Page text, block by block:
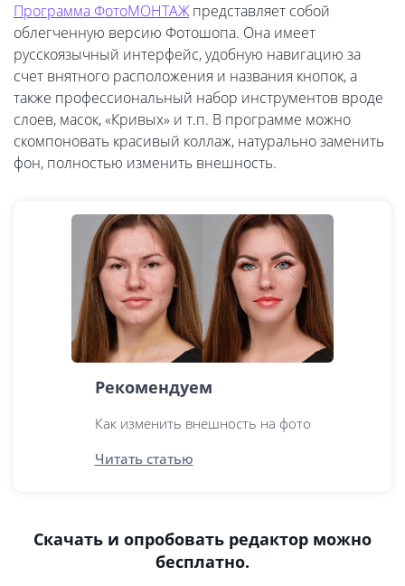
Программа ФотоМОНТАЖпредставляет собой
облегченную версию Фотошопа. Она имеет
русскоязычный интерфейс, удобную навигацию за
счет внятного расположения и названия кнопок, а
также профессиональный набор инструментов вроде
слоев, масок, «Кривых» и т.п. В программе можно
скомпоновать красивый коллаж, натурально заменить
фон, полностью изменить внешность.
Рекомендуем
Как изменить внешность на фото
Читать статью
Скачать и опробовать редактор можно
бесплатно.